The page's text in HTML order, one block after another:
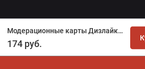
Модерационные карты Дизлайк! (10,5х10см)
174 руб.